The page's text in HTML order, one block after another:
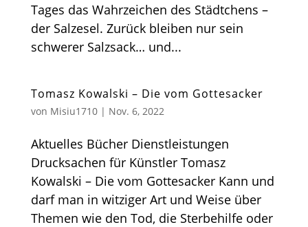
Tages das Wahrzeichen des Städtchens –
der Salzesel. Zurück bleiben nur sein
schwerer Salzsack… und...
Tomasz Kowalski – Die vom Gottesacker
von Misiu1710| Nov. 6, 2022
Aktuelles Bücher Dienstleistungen
Drucksachen für Künstler Tomasz
Kowalski – Die vom Gottesacker Kann und
darf man in witziger Art und Weise über
Themen wie den Tod, die Sterbehilfe oder